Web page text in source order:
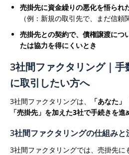
売掛先に資金繰りの悪化を悟られ
（例：新規の取引先で、まだ信頼
売掛先との契約で、債権譲渡につ
たは協力を得にくいとき
3社間ファクタリング｜
に取引したい方へ
3社間ファクタリングは、
「あなた
「売掛先」を加えた3社で手続きを進
3社間ファクタリングの仕組みと
3社間ファクタリングでは、売掛先に